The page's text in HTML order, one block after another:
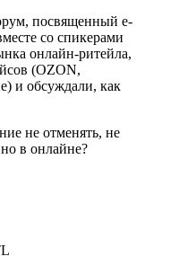
посвященный e-
со спикерами
онлайн-ритейла,
(OZON,
и обсуждали, как
не отменять, не
в онлайне?